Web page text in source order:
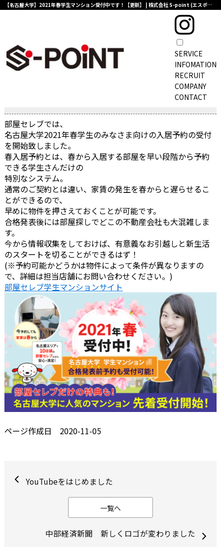
【名古屋大学】2021年春学生マンション受付中です！【更新】 | 株式会社 S-point (エスポイント)
SERVICE
INFOMATION
RECRUIT
COMPANY
CONTACT
TOPページ > インフォメーション一覧 【名古屋大学】2021年春学生マンション受付中
Company
【名古屋大学】2021年春学生マンション受付中で
部屋セレブでは、
名古屋大学2021年春学生のみなさま向けの入居予約の受付
を開始致しました。
春入居予約とは、春から入居する部屋を早い段階から予約
できる学生さんだけの
特別なシステム。
通常のご契約とは違い、家賃の発生を春からと遅らせるこ
とができるので、
早めに物件を押さえておくことが可能です。
合格発表後には部屋探しでどこの不動産会社も大混雑しま
す。
今から情報収集をしておけば、有意義なお引越しと新生活
のスタートを切ることができるはず！
(※予約可能かどうかは物件によって条件が異なりますの
で、詳細は担当店舗にお問い合わせください。)
部屋セレブ学生マンションサイト
ページ作成日 2020-11-05
YouTubeをはじめました
一覧へ
中部経済新聞 新しくロゴが変わりました